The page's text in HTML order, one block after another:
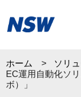
ホーム
ソリ
EC運用自動化ソ
ボ）」